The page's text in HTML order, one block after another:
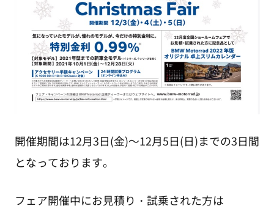
開催期間は12月3日(金)～12月5日(日)までの3日間
となっております。
フェア開催中にお見積り・試乗された方は